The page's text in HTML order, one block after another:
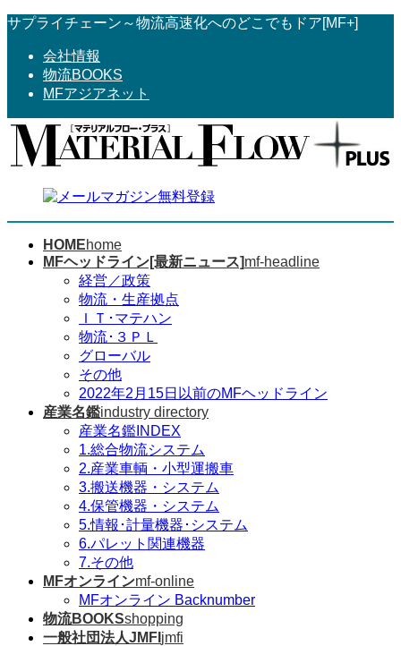
コ
へ
ス
ナ
ョ
ン
サプライチェーン～物流高速化へのどこでもドア[MF+]
会社情報
物流BOOKS
MFアジアネット
HOMEhome
MFヘッドライン[最新ニュース]mf-headline
経営／政策
物流・生産拠点
ＩＴ･マテハン
物流･３ＰＬ
グローバル
その他
2022年2月15日以前のMFヘッドライン
産業名鑑industry directory
産業名鑑INDEX
1.総合物流システム
2.産業車輌・小型運搬車
3.搬送機器・システム
4.保管機器・システム
5.情報･計量機器･システム
6.パレット関連機器
7.その他
MFオンラインmf-online
MFオンライン Backnumber
物流BOOKSshopping
一般社団法人JMFI jmfi